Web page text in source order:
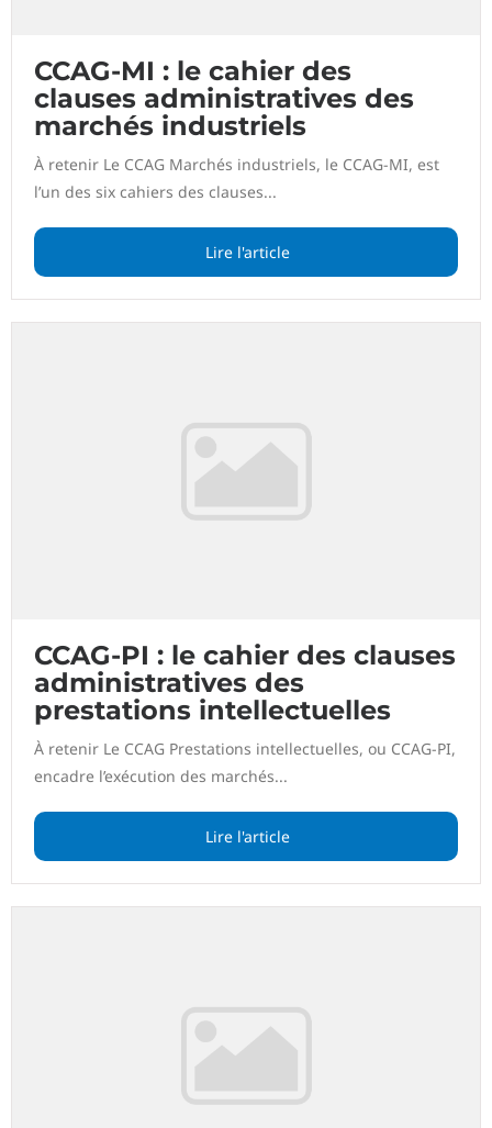
CCAG-MI : le cahier des
clauses administratives des
marchés industriels
À retenir Le CCAG Marchés industriels, le CCAG-MI, est
l’un des six cahiers des clauses...
Lire l'article
CCAG-PI : le cahier des clauses
administratives des
prestations intellectuelles
À retenir Le CCAG Prestations intellectuelles, ou CCAG-PI,
encadre l’exécution des marchés...
Lire l'article